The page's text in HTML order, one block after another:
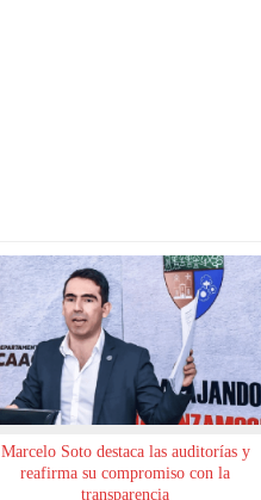
Marcelo Soto destaca las auditorías y
reafirma su compromiso con la
transparencia